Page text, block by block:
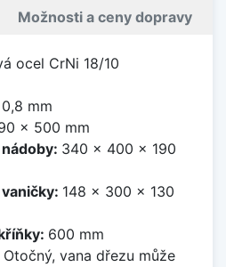
Možnosti a ceny dopravy
ocel CrNi 18/10
0,8 mm
x 500 mm
340 x 400 x 190
148 x 300 x 130
600 mm
Otočný, vana dřezu může